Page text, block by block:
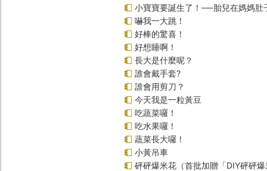
小寶寶要誕生了！──胎兒在媽媽肚
嚇我一大跳！
好棒的驚喜！
好想睡啊！
長大是什麼呢？
誰會戴手套?
誰會用剪刀？
今天我是一粒黃豆
吃蔬菜囉！
吃水果囉！
蔬菜長大囉！
小黃吊車
砰砰爆米花（首批加贈「DIY砰砰